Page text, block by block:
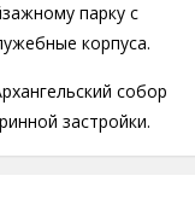
парку с
корпуса.
собор
застройки.